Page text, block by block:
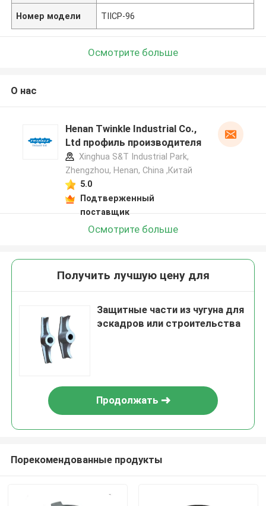
Номер модели TIICP-96
Осмотрите больше
О нас
Henan Twinkle Industrial Co.,
Ltd профиль производителя
Xinghua S&T Industrial Park,
Zhengzhou, Henan, China ,Китай
5.0
Подтверженный
поставщик
Осмотрите больше
Получить лучшую цену для
Защитные части из чугуна для
эскадров или строительства
Продолжать
Порекомендованные продукты